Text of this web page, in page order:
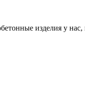
изделия у